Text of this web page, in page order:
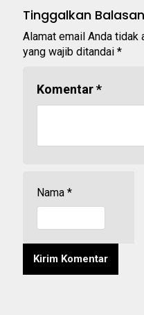
Tinggalkan Balasan
Alamat email Anda tidak
yang wajib ditandai *
Komentar*
Nama *